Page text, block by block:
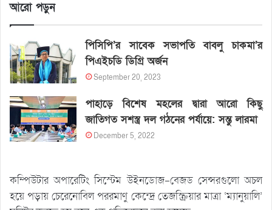
আরো পড়ুন
পিসিপি’র সাবেক সভাপতি বাবলু চাকমা’র
পিএইচডি ডিগ্রি অর্জন
September 20, 2023
পাহাড়ে বিশেষ মহলের দ্বারা আরো কিছু
জাতিগত সশস্ত্র দল গঠনের পর্যায়ে: সন্তু লারমা
December 5, 2022
কম্পিউটার অপারেটিং সিস্টেম উইনডোজ-বেজড সেন্সরগুলো অচল
হয়ে পড়ায় চেরেনোবিল পররমাণু কেন্দ্রে তেজস্ক্রিয়ার মাত্রা ‘ম্যানুয়ালি’